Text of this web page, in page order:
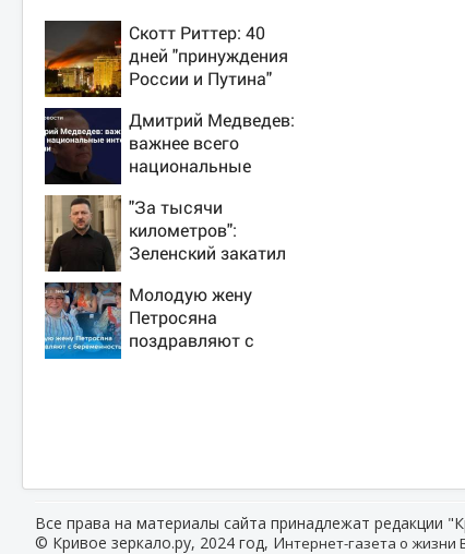
Скотт Риттер: 40
дней "принуждения
России и Путина"
крах режима
Зеленского
Дмитрий Медведев:
важнее всего
национальные
"За тысячи
километров":
Зеленский закатил
после ночного
удара
Молодую жену
Петросяна
поздравляют с
Все права на материалы сайта принадлежат редакции
© Кривое зеркало.ру, 2024 год, Интернет-газета о жизни